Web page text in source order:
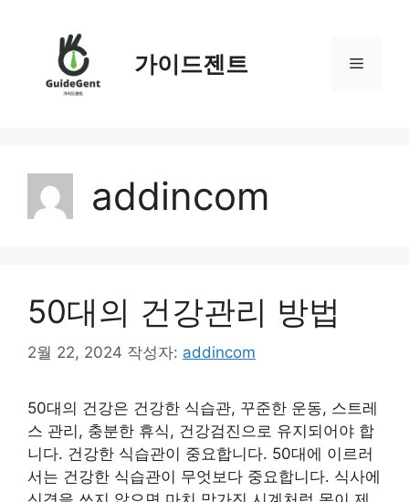
가이드젠트 메
addincom
50대의 건강관리 방법
2월 22, 2024 작성자: addincom
50대의 건강은 건강한 식습관, 꾸준한 운동, 스트레
스 관리, 충분한 휴식, 건강검진으로 유지되어야 합
니다. 건강한 식습관이 중요합니다. 50대에 이르러
서는 건강한 식습관이 무엇보다 중요합니다. 식사에